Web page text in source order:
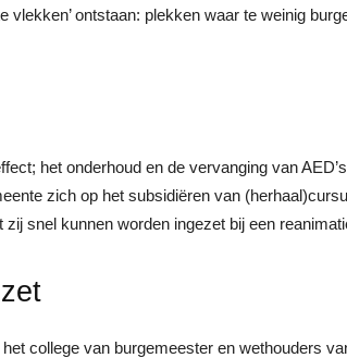
vlekken’ ontstaan: plekken waar te weinig
het onderhoud en de vervanging van
zich op het subsidiëren van
snel kunnen worden ingezet bij een
college van burgemeester en wethouders